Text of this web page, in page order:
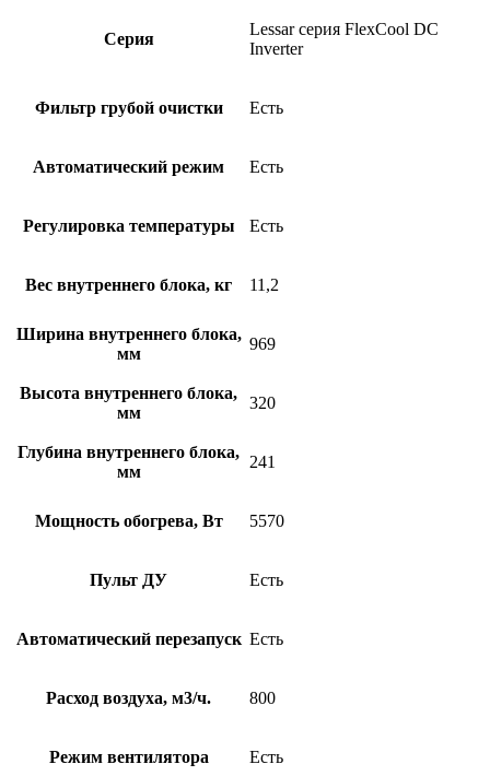
Серия
Lessar серия FlexCool DC
Inverter
Фильтр грубой очистки Есть
Автоматический режим Есть
Регулировка температуры Есть
Вес внутреннего блока, кг 11,2
Ширина внутреннего блока,
мм
969
Высота внутреннего блока,
мм
320
Глубина внутреннего блока,
мм
241
Мощность обогрева, Вт 5570
Пульт ДУ Есть
Автоматический перезапуск Есть
Расход воздуха, м3/ч. 800
Режим вентилятора Есть